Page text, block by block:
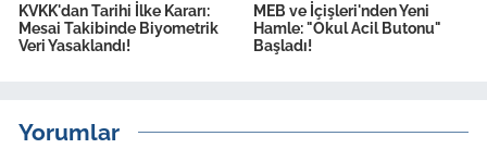
KVKK'dan Tarihi İlke Kararı:
Mesai Takibinde Biyometrik
Veri Yasaklandı!
MEB ve İçişleri'nden Yeni
Hamle: "Okul Acil Butonu"
Başladı!
Yorumlar